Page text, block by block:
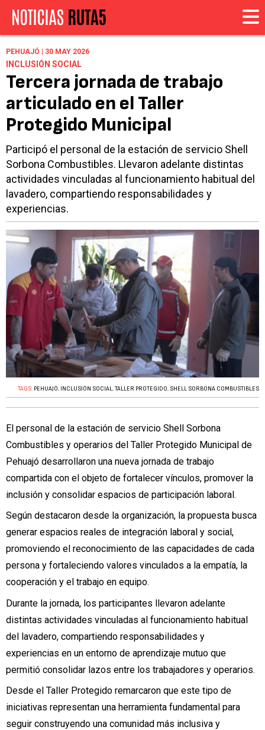
PEHUAJÓ | 30 MAY 2026
INCLUSIÓN SOCIAL
Tercera jornada de trabajo
articulado en el Taller
Protegido Municipal
Participó el personal de la estación de servicio Shell
Sorbona Combustibles. Llevaron adelante distintas
actividades vinculadas al funcionamiento habitual del
lavadero, compartiendo responsabilidades y
experiencias.
TAGS: PEHUAJÓ, INCLUSIÓN SOCIAL,TALLER PROTEGIDO, SHELL SORBONA COMBUSTIBLES
El personal de la estación de servicio Shell Sorbona
Combustibles y operarios del Taller Protegido Municipal de
Pehuajó desarrollaron una nueva jornada de trabajo
compartida con el objeto de fortalecer vínculos, promover la
inclusión y consolidar espacios de participación laboral.
Según destacaron desde la organización, la propuesta busca
generar espacios reales de integración laboral y social,
promoviendo el reconocimiento de las capacidades de cada
persona y fortaleciendo valores vinculados a la empatía, la
cooperación y el trabajo en equipo.
Durante la jornada, los participantes llevaron adelante
distintas actividades vinculadas al funcionamiento habitual
del lavadero, compartiendo responsabilidades y
experiencias en un entorno de aprendizaje mutuo que
permitió consolidar lazos entre los trabajadores y operarios.
Desde el Taller Protegido remarcaron que este tipo de
iniciativas representan una herramienta fundamental para
seguir construyendo una comunidad más inclusiva y